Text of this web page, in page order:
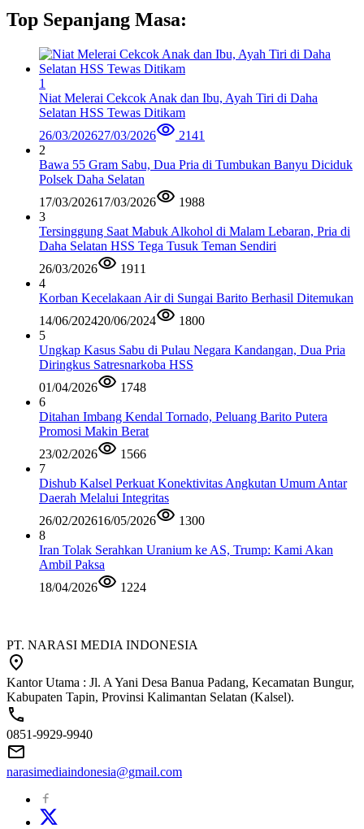
Top Sepanjang Masa:
1
Niat Melerai Cekcok Anak dan Ibu, Ayah Tiri di Daha
Selatan HSS Tewas Ditikam
26/03/202627/03/2026
2141
2
Bawa 55 Gram Sabu, Dua Pria di Tumbukan Banyu Diciduk
Polsek Daha Selatan
17/03/202617/03/2026
1988
3
Tersinggung Saat Mabuk Alkohol di Malam Lebaran, Pria di
Daha Selatan HSS Tega Tusuk Teman Sendiri
26/03/2026
1911
4
Korban Kecelakaan Air di Sungai Barito Berhasil Ditemukan
14/06/202420/06/2024
1800
5
Ungkap Kasus Sabu di Pulau Negara Kandangan, Dua Pria
Diringkus Satresnarkoba HSS
01/04/2026
1748
6
Ditahan Imbang Kendal Tornado, Peluang Barito Putera
Promosi Makin Berat
23/02/2026
1566
7
Dishub Kalsel Perkuat Konektivitas Angkutan Umum Antar
Daerah Melalui Integritas
26/02/202616/05/2026
1300
8
Iran Tolak Serahkan Uranium ke AS, Trump: Kami Akan
Ambil Paksa
18/04/2026
1224
PT. NARASI MEDIA INDONESIA
Kantor Utama : Jl. A Yani Desa Banua Padang, Kecamatan Bungur,
Kabupaten Tapin, Provinsi Kalimantan Selatan (Kalsel).
0851-9929-9940
narasimediaindonesia@gmail.com